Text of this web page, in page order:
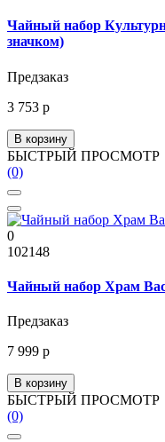
Чайный набор
значком)
Предзаказ
3 753 р
В корзину
БЫСТРЫЙ ПРОСМОТР
(0)
0
102148
Чайный набор Храм
Предзаказ
7 999 р
В корзину
БЫСТРЫЙ ПРОСМОТР
(0)